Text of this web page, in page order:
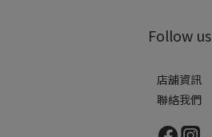
Follow us
店舖資訊
聯絡我們